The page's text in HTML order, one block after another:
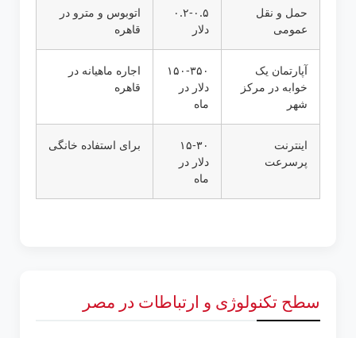
حمل و نقل
عمومی
۰.۲-۰.۵
دلار
اتوبوس و مترو در
قاهره
آپارتمان یک
خوابه در مرکز
شهر
۱۵۰-۳۵۰
دلار در
ماه
اجاره ماهیانه در
قاهره
اینترنت
پرسرعت
۱۵-۳۰
دلار در
ماه
برای استفاده خانگی
سطح تکنولوژی و ارتباطات در مصر